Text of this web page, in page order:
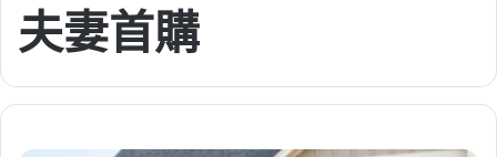
夫妻首購